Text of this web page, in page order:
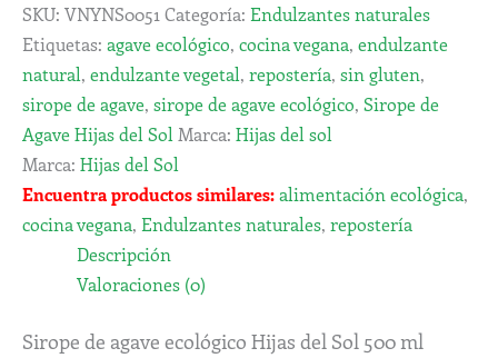
SKU: VNYNS0051Categoría: Endulzantes naturales
Etiquetas: agave ecológico, cocina vegana, endulzante
natural, endulzante vegetal, repostería, sin gluten,
sirope de agave, sirope de agave ecológico, Sirope de
Agave Hijas del SolMarca: Hijas del sol
Marca: Hijas del Sol
Encuentra productos similares:alimentación ecológica,
cocina vegana, Endulzantes naturales, repostería
Descripción
Valoraciones (0)
Sirope de agave ecológico Hijas del Sol 500 ml